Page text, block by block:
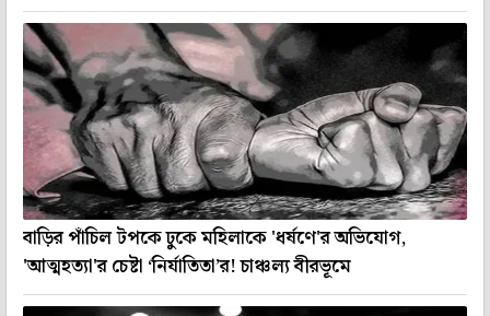
বাড়ির পাঁচিল টপকে ঢুকে মহিলাকে 'ধর্ষণে'র অভিযোগ,
'আত্মহত্যা'র চেষ্টা ‘নির্যাতিতা’র! চাঞ্চল্য বীরভূমে